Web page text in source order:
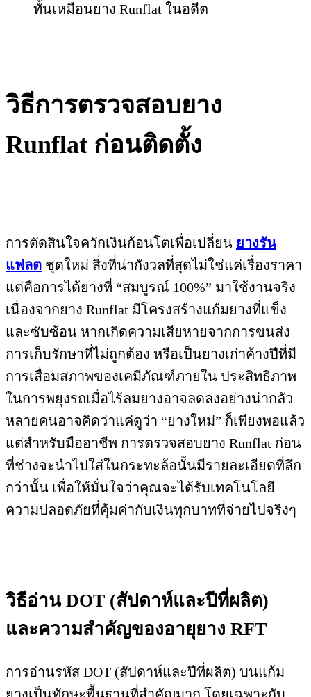
ทั้นเหมือนยาง Runflat ในอดีต
วิธีการตรวจสอบยาง
Runflat ก่อนติดตั้ง
การตัดสินใจควักเงินก้อนโตเพื่อเปลี่ยน ยางรัน
แฟลต ชุดใหม่ สิ่งที่น่ากังวลที่สุดไม่ใช่แค่เรื่องราคา
แต่คือการได้ยางที่ “สมบูรณ์ 100%” มาใช้งานจริง
เนื่องจากยาง Runflat มีโครงสร้างแก้มยางที่แข็ง
และซับซ้อน หากเกิดความเสียหายจากการขนส่ง
การเก็บรักษาที่ไม่ถูกต้อง หรือเป็นยางเก่าค้างปีที่มี
การเสื่อมสภาพของเคมีภัณฑ์ภายใน ประสิทธิภาพ
ในการพยุงรถเมื่อไร้ลมยางอาจลดลงอย่างน่ากลัว
หลายคนอาจคิดว่าแค่ดูว่า “ยางใหม่” ก็เพียงพอแล้ว
แต่สำหรับมืออาชีพ การตรวจสอบยาง Runflat ก่อน
ที่ช่างจะนำไปใส่ในกระทะล้อนั้นมีรายละเอียดที่ลึก
กว่านั้น เพื่อให้มั่นใจว่าคุณจะได้รับเทคโนโลยี
ความปลอดภัยที่คุ้มค่ากับเงินทุกบาทที่จ่ายไปจริงๆ
วิธีอ่าน DOT (สัปดาห์และปีที่ผลิต)
และความสำคัญของอายุยาง RFT
การอ่านรหัส DOT (สัปดาห์และปีที่ผลิต) บนแก้ม